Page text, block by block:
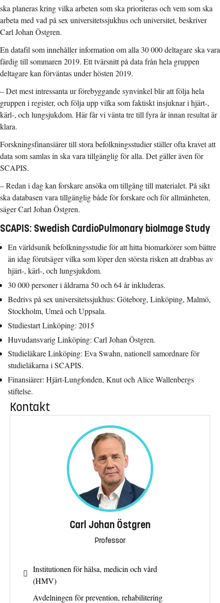
ska planeras kring vilka arbeten som ska prioriteras och vem som ska
arbeta med vad på sex universitetssjukhus och universitet, beskriver
Carl Johan Östgren.
En datafil som innehåller information om alla 30 000 deltagare ska vara
färdig till sommaren 2019. Ett tvärsnitt på data från hela gruppen
deltagare kan förväntas under hösten 2019.
– Det mest intressanta ur förebyggande synvinkel blir att följa hela
gruppen i register, och följa upp vilka som faktiskt insjuknar i hjärt-,
kärl-, och lungsjukdom. Här får vi vänta tre till fyra år innan resultat är
klara.
Forskningsfinansiärer till stora befolkningsstudier ställer ofta kravet att
data som samlas in ska vara tillgänglig för alla. Det gäller även för
SCAPIS.
– Redan i dag kan forskare ansöka om tillgång till materialet. På sikt
ska databasen vara tillgänglig både för forskare och för allmänheten,
säger Carl Johan Östgren.
SCAPIS: Swedish CardioPulmonary bioImage Study
En världsunik befolkningsstudie för att hitta biomarkörer som bättre
än idag förutsäger vilka som löper den största risken att drabbas av
hjärt-, kärl-, och lungsjukdom.
30 000 personer i åldrarna 50 och 64 år inkluderas.
Bedrivs på sex universitetssjukhus: Göteborg, Linköping, Malmö,
Stockholm, Umeå och Uppsala.
Studiestart Linköping: 2015
Huvudansvarig Linköping: Carl Johan Östgren.
Studieläkare Linköping: Eva Swahn, nationell samordnare för
studieläkarna i SCAPIS.
Finansiärer: Hjärt-Lungfonden, Knut och Alice Wallenbergs
stiftelse.
Kontakt
Carl Johan Östgren
Professor
Institutionen för hälsa, medicin och vård
(HMV)
Avdelningen för prevention, rehabilitering